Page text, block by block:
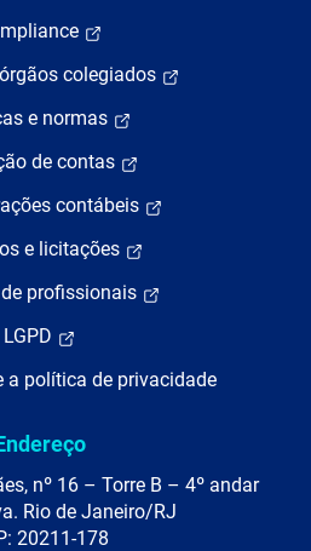
colegiados
e normas
de contas
contábeis
e licitações
profissionais
LGPD
a política de privacidade
nº 16 – Torre B – 4º andar
Rio de Janeiro/RJ
20211-178